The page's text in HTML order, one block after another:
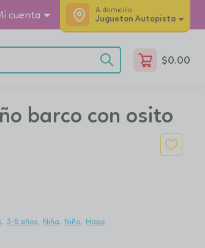
cuenta A domicilio
Jugueton Autopista
$0.00
barco con osito
3-6 años Niña Niño Hape